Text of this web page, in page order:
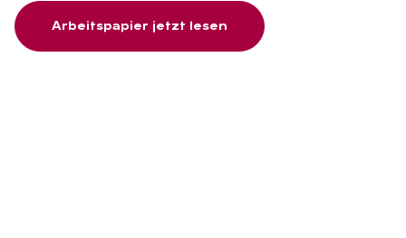
Arbeitspapier jetzt lesen